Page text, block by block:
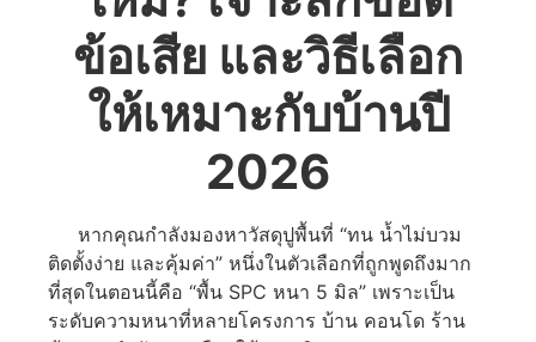
ข้อเสีย และวิธีเลือก
ให้เหมาะกับบ้านปี
2026
หากคุณกำลังมองหาวัสดุปูพื้นที่ “ทน น้ำไม่บวม
ติดตั้งง่าย และคุ้มค่า” หนึ่งในตัวเลือกที่ถูกพูดถึงมาก
ที่สุดในตอนนี้คือ “พื้น SPC หนา 5 มิล” เพราะเป็น
ระดับความหนาที่หลายโครงการ บ้าน คอนโด ร้าน